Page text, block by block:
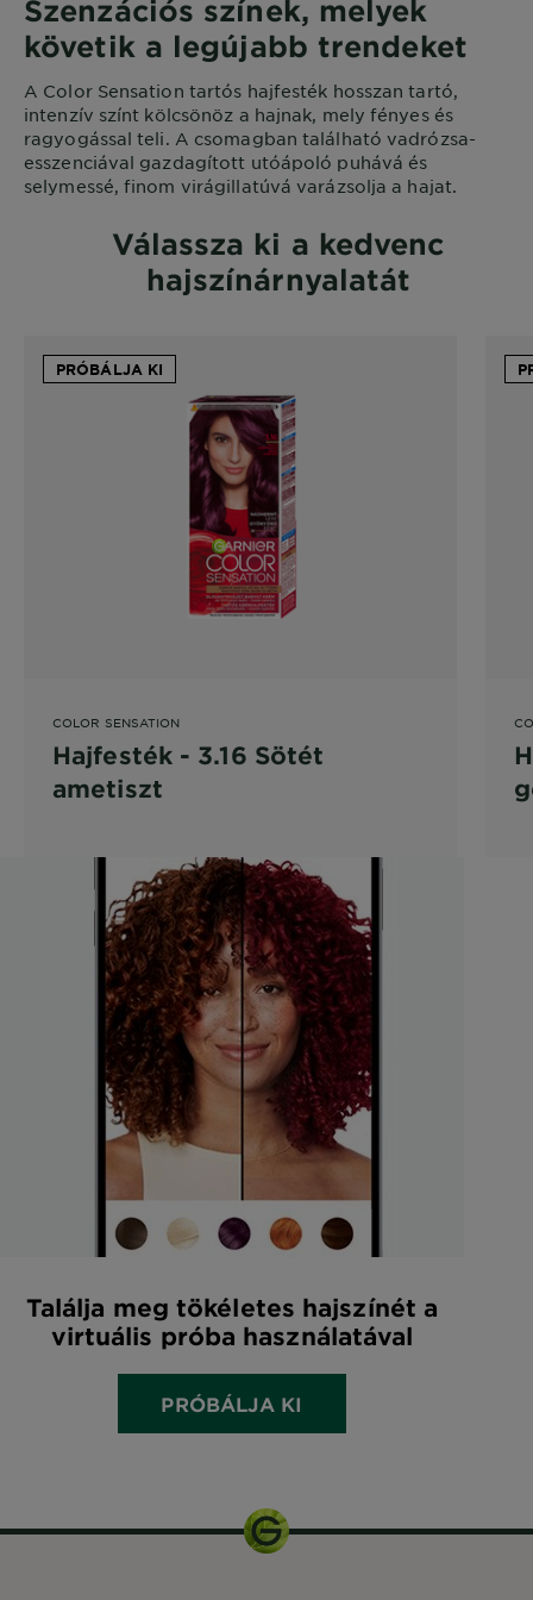
Szenzációs színek, melyek
követik a legújabb trendeket
A Color Sensation tartós hajfesték hosszan tartó,
intenzív színt kölcsönöz a hajnak, mely fényes és
ragyogással teli. A csomagban található vadrózsa-
esszenciával gazdagított utóápoló puhává és
selymessé, finom virágillatúvá varázsolja a hajat.
Válassza ki a kedvenc
hajszínárnyalatát
PRÓBÁLJA KI
COLOR SENSATION
Hajfesték - 3.16 Sötét
ametiszt
Találja meg tökéletes hajszínét a
virtuális próba használatával
PRÓBÁLJA KI